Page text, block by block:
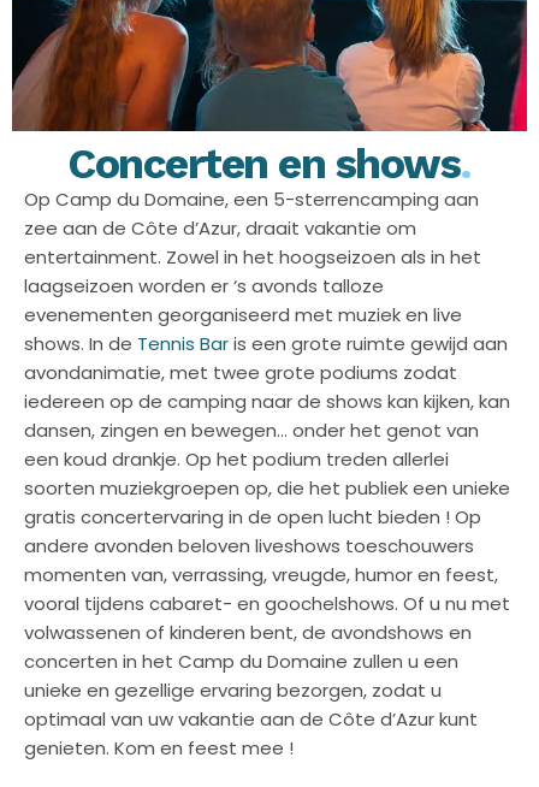
Concerten en shows.
Op Camp du Domaine, een 5-sterrencamping aan
zee aan de Côte d’Azur, draait vakantie om
entertainment. Zowel in het hoogseizoen als in het
laagseizoen worden er ‘s avonds talloze
evenementen georganiseerd met muziek en live
shows. In de Tennis Baris een grote ruimte gewijd aan
avondanimatie, met twee grote podiums zodat
iedereen op de camping naar de shows kan kijken, kan
dansen, zingen en bewegen… onder het genot van
een koud drankje. Op het podium treden allerlei
soorten muziekgroepen op, die het publiek een unieke
gratis concertervaring in de open lucht bieden ! Op
andere avonden beloven liveshows toeschouwers
momenten van, verrassing, vreugde, humor en feest,
vooral tijdens cabaret- en goochelshows. Of u nu met
volwassenen of kinderen bent, de avondshows en
concerten in het Camp du Domaine zullen u een
unieke en gezellige ervaring bezorgen, zodat u
optimaal van uw vakantie aan de Côte d’Azur kunt
genieten. Kom en feest mee !